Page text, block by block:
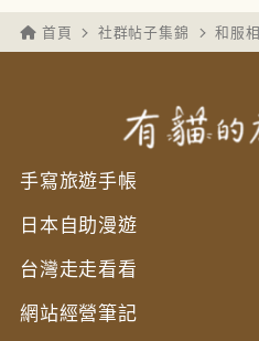
首頁 社群帖子集錦 和服
手寫旅遊手帳
日本自助漫遊
台灣走走看看
網站經營筆記